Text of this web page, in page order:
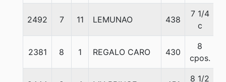
2492 7 11 LEMUNAO 438
7 1/4
c
2381 8 1 REGALO CARO 430
8
cpos.
8 1/2